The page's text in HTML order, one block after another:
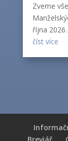
Zveme
října 2026.
číst více